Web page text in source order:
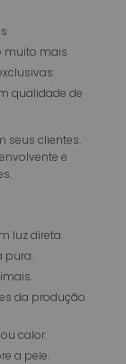
muito mais
qualidade de
seus clientes.
e
luz direta.
pura.
da produção
calor.
a pele.